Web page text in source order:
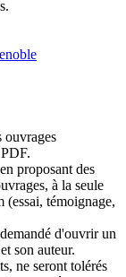
ouvrages
proposant des
à la seule
témoignage,
d'ouvrir un
son auteur.
ne seront tolérés